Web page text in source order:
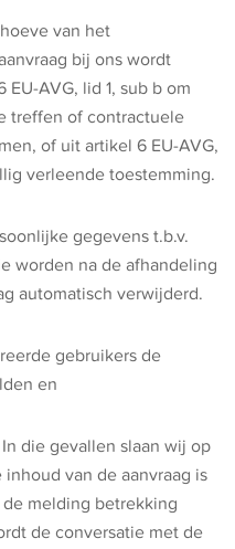
van het
bij ons wordt
AVG, lid 1, sub b om
treffen of contractuele
of uit artikel 6 EU-AVG,
verleende toestemming.
gegevens t.b.v.
worden na de afhandeling
automatisch verwijderd.
gebruikers de
en
die gevallen slaan wij op
van de aanvraag is
melding betrekking
de conversatie met de